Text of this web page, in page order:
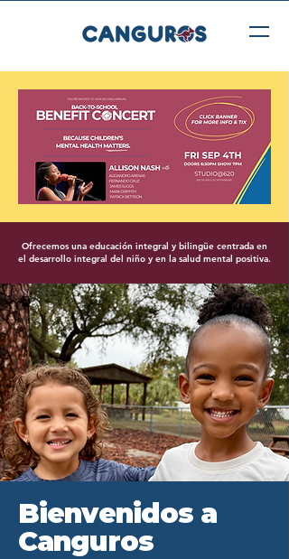
Ofrecemos una educación integral y bilingüe centrada en
el desarrollo integral del niño y en la salud mental positiva.
Bienvenidos a
Canguros